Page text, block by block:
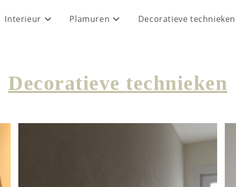
Interieur Plamuren Decoratieve technieken
Decoratieve technieken